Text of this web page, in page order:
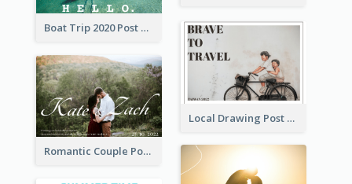
Boat Trip 2020 Post Card
Local Drawing Post Card
Romantic Couple Post Card